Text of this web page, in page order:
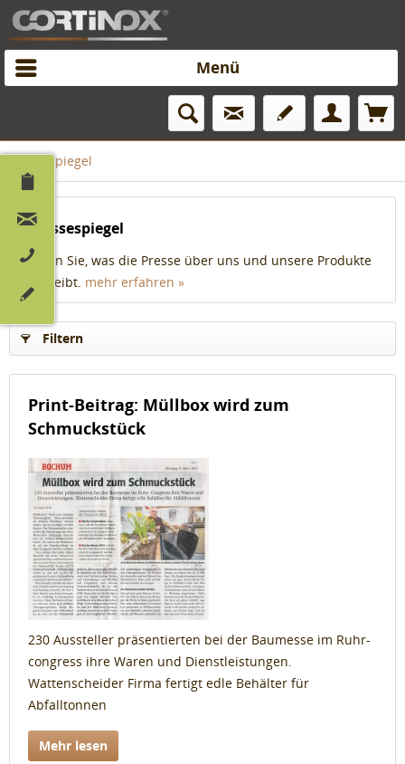
Menü
Pressespiegel
Pressespiegel
Lesen Sie, was die Presse über uns und unsere Produkte
schreibt. mehr erfahren »
Filtern
Print-Beitrag: Müllbox wird zum
Schmuckstück
230 Aussteller präsentierten bei der Baumesse im Ruhr-
congress ihre Waren und Dienstleistungen.
Wattenscheider Firma fertigt edle Behälter für
Abfalltonnen
Mehr lesen